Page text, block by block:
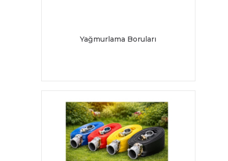
Yağmurlama Boruları